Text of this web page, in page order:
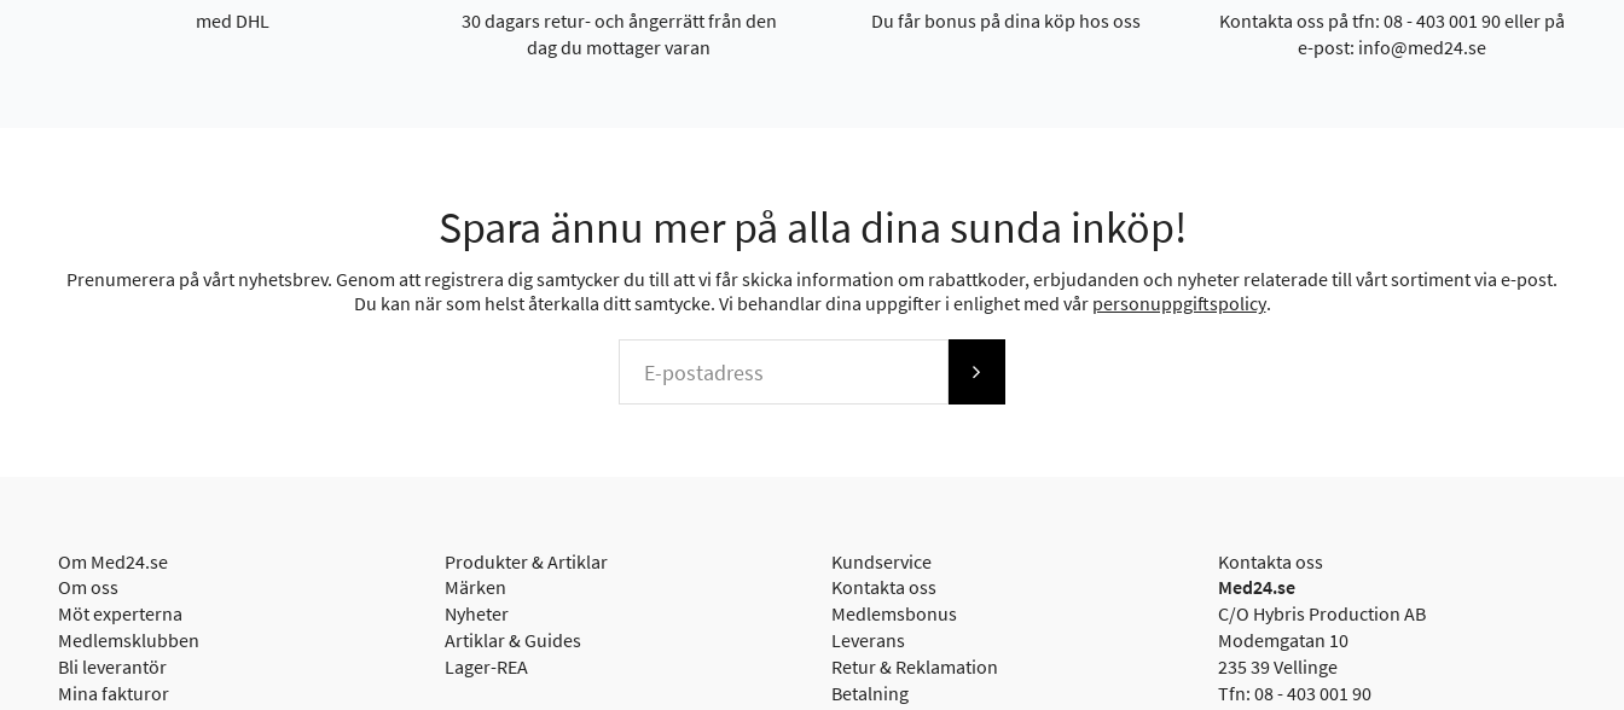
med DHL
30 dagars retur- och ångerrätt från den
dag du mottager varan
Du får bonus på dina köp hos oss
Kontakta oss på tfn: 08 - 403 001 90 eller på
e-post: info@med24.se
Spara ännu mer på alla dina sunda inköp!
Prenumerera på vårt nyhetsbrev. Genom att registrera dig samtycker du till att vi får skicka information om rabattkoder, erbjudanden och nyheter relaterade till vårt sortiment via e-post.
Du kan när som helst återkalla ditt samtycke. Vi behandlar dina uppgifter i enlighet med vår personuppgiftspolicy.
Om Med24.se
Om oss
Möt experterna
Medlemsklubben
Bli leverantör
Mina fakturor
Produkter & Artiklar
Märken
Nyheter
Artiklar & Guides
Lager-REA
Kundservice
Kontakta oss
Medlemsbonus
Leverans
Retur & Reklamation
Betalning
Kontakta oss
Med24.se
C/O Hybris Production AB
Modemgatan 10
235 39 Vellinge
Tfn: 08 - 403 001 90